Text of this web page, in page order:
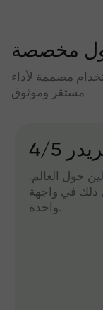
مخصصة
مصممة لأداء
مستقر وموثوق
4/5
حول العالم.
ذلك في واجهة
واحدة.